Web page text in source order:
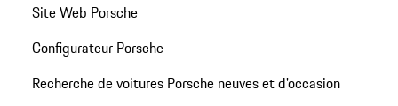
Site Web Porsche
Configurateur Porsche
Recherche de voitures Porsche neuves et d'occasion